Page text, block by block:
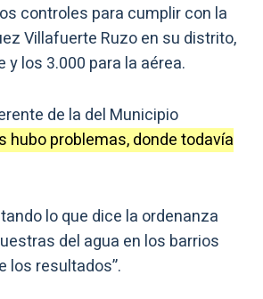
controles para cumplir con la
Villafuerte Ruzo en su distrito,
los 3.000 para la aérea.
de la del Municipio
hubo problemas, donde todavía
lo que dice la ordenanza
del agua en los barrios
los resultados”.